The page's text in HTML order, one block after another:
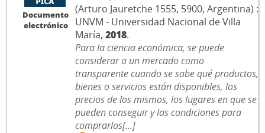
Documento
electrónico
(Arturo Jauretche 1555, 5900, Argentina) :
UNVM - Universidad Nacional de Villa
María, 2018.
Para la ciencia económica, se puede
considerar a un mercado como
transparente cuando se sabe qué productos,
bienes o servicios están disponibles, los
precios de los mismos, los lugares en que se
pueden conseguir y las condiciones para
comprarlos[...]